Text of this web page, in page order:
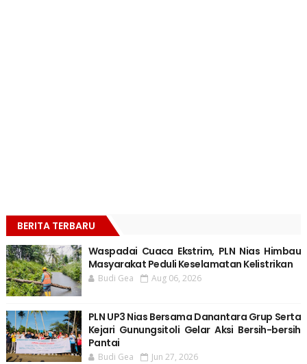
BERITA TERBARU
Waspadai Cuaca Ekstrim, PLN Nias Himbau
Masyarakat Peduli Keselamatan Kelistrikan
Budi Gea Aug 06, 2026
PLN UP3 Nias Bersama Danantara Grup Serta
Kejari Gunungsitoli Gelar Aksi Bersih-bersih
Pantai
Budi Gea Jun 27, 2026